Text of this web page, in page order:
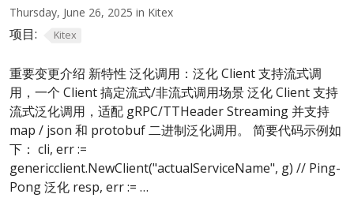
Thursday, June 26, 2025 in Kitex
项目: Kitex
重要变更介绍 新特性 泛化调用：泛化 Client 支持流式调
用，一个 Client 搞定流式/非流式调用场景 泛化 Client 支持
流式泛化调用，适配 gRPC/TTHeader Streaming 并支持
map / json 和 protobuf 二进制泛化调用。 简要代码示例如
下： cli, err :=
genericclient.NewClient("actualServiceName", g) // Ping-
Pong 泛化 resp, err := …